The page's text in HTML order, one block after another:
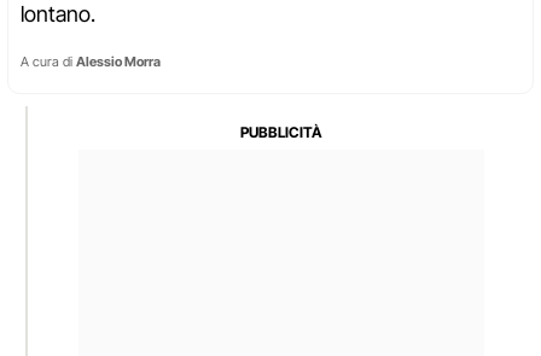
lontano.
A cura di Alessio Morra